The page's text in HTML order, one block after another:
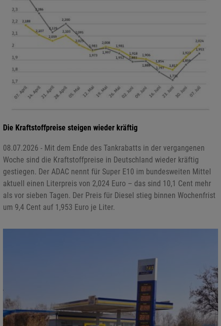
Die Kraftstoffpreise steigen wieder kräftig
08.07.2026 - Mit dem Ende des Tankrabatts in der vergangenen
Woche sind die Kraftstoffpreise in Deutschland wieder kräftig
gestiegen. Der ADAC nennt für Super E10 im bundesweiten Mittel
aktuell einen Literpreis von 2,024 Euro – das sind 10,1 Cent mehr
als vor sieben Tagen. Der Preis für Diesel stieg binnen Wochenfrist
um 9,4 Cent auf 1,953 Euro je Liter.